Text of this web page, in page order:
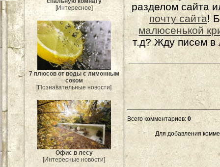
[Интересное]
7 плюсов от воды с лимонным
соком
[Познавательные новости]
Офис в лесу
[Интересные новости]
разделом сайта
почту сайта!
малюсенькой
т.д? Жду писем в
Всего комментариев: 0
Для добавления